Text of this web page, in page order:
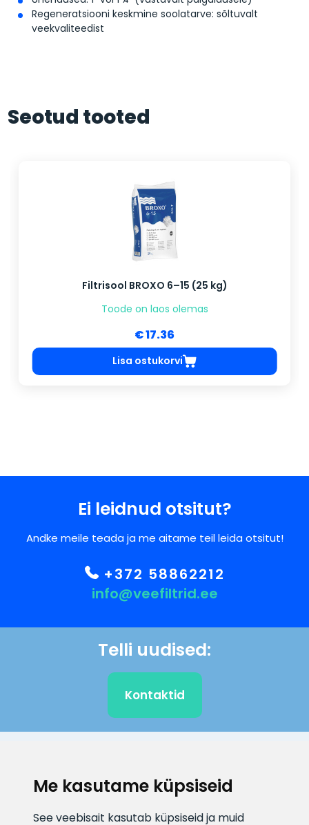
Me kasutame küpsiseid
See veebisait kasutab küpsiseid ja muid
Regeneratsiooni keskmine soolatarve: sõltuvalt
veekvaliteedist
Seotud tooted
Filtrisool BROXO 6–15 (25 kg)
Toode on laos olemas
€ 17.36
Lisa ostukorvi
Ei leidnud otsitut?
Andke meile teada ja me aitame teil leida otsitut!
+372 58862212
info@veefiltrid.ee
Telli uudised:
Kontaktid
info@veefiltrid.ee
Infotelefon
+372 58862212